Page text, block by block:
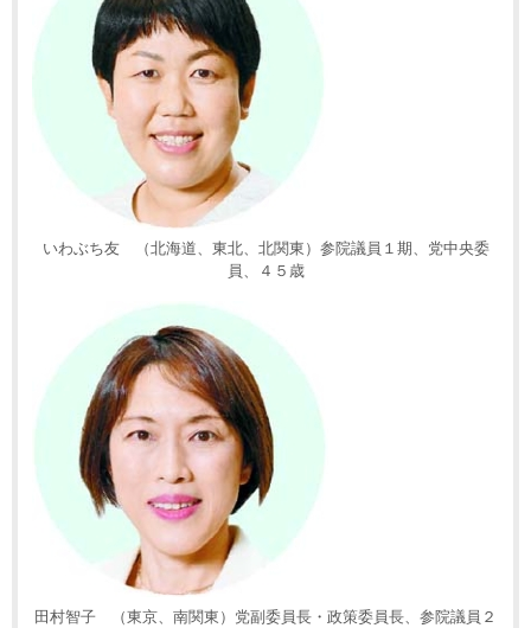
いわぶち友 （北海道、東北、北関東）参院議員１期、党中央委
員、４５歳
田村智子 （東京、南関東）党副委員長・政策委員長、参院議員２